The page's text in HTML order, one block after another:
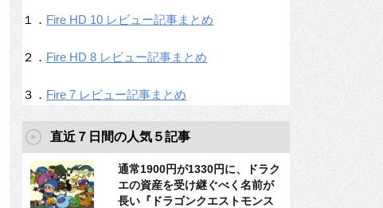
１． Fire HD 10 レビュー記事まとめ
２． Fire HD 8 レビュー記事まとめ
３． Fire 7 レビュー記事まとめ
直近７日間の人気５記事
通常1900円が1330円に、ドラク
エの資産を受け継ぐべく名前が
長い『ドラゴンクエストモンス